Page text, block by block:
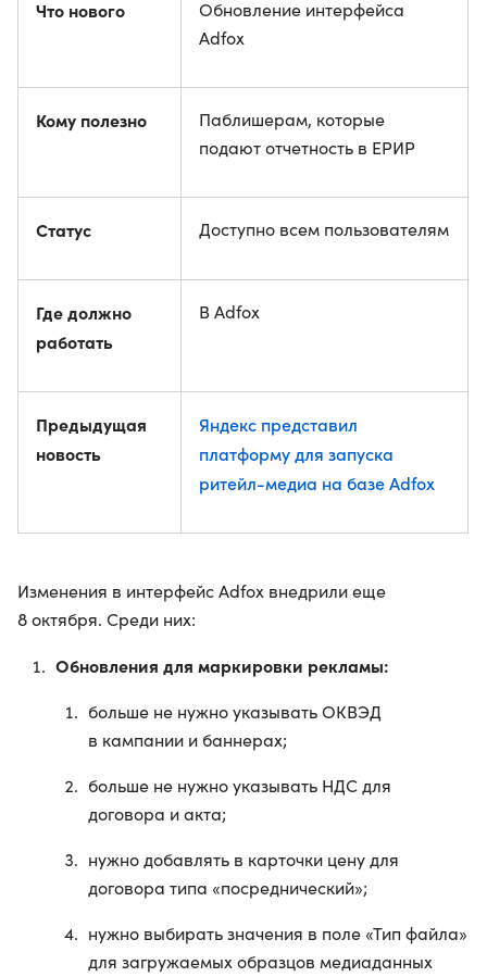
Что нового
Обновление интерфейса
Adfox
Кому полезно
Паблишерам, которые
подают отчетность в ЕРИР
Статус Доступно всем пользователям
Где должно
работать
В Adfox
Предыдущая
новость
Яндекс представил
платформу для запуска
ритейл-медиа на базе Adfox
Изменения в интерфейс Adfox внедрили еще
8 октября. Среди них:
Обновления для маркировки рекламы:
больше не нужно указывать ОКВЭД
в кампании и баннерах;
больше не нужно указывать НДС для
договора и акта;
нужно добавлять в карточки цену для
договора типа «посреднический»;
нужно выбирать значения в поле «Тип файла»
для загружаемых образцов медиаданных